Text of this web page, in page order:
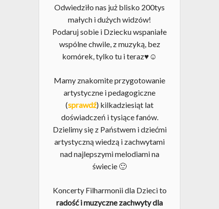
Odwiedziło nas już blisko 200tys
małych i dużych widzów!
Podaruj sobie i Dziecku wspaniałe
wspólne chwile, z muzyką, bez
komórek, tylko tu i teraz♥☺
Mamy znakomite przygotowanie
artystyczne i pedagogiczne
(sprawdź) kilkadziesiąt lat
doświadczeń i tysiące fanów.
Dzielimy się z Państwem i dziećmi
artystyczną wiedzą i zachwytami
nad najlepszymi melodiami na
świecie 🙂
Koncerty Filharmonii dla Dzieci to
radość i muzyczne zachwyty dla